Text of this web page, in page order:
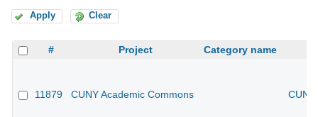
Apply Clear
# Project Category name
11879 CUNY Academic Commons